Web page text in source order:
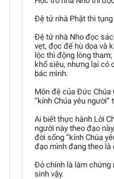
Đệ tử nhà Phật thì tụng
Đệ tử nhà Nho đọc
vẹt, đọc để hù dọa và
lộc thì động lòng
khổ siêu, nhưng lại có
bác mình.
Môn đệ của Đức Chúa
“kính Chúa yêu
Ai biết thực hành Lời
người này theo đạo
đời sống “kính Chúa
đạo mình đang theo là
Đó chính là làm chứng
sinh vậy.